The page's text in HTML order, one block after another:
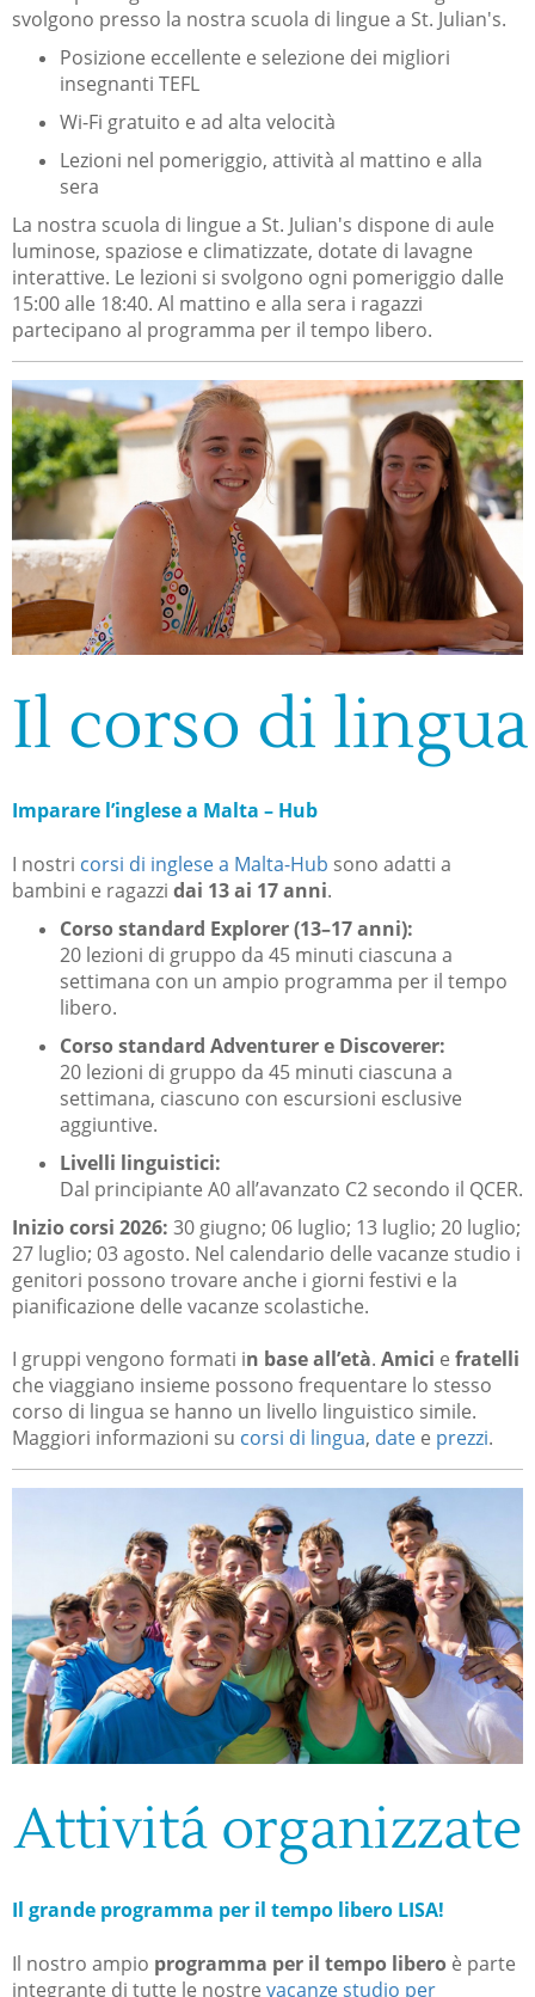
svolgono presso la nostra scuola di lingue a St. Julian's.
Posizione eccellente e selezione dei migliori
insegnanti TEFL
Wi-Fi gratuito e ad alta velocità
Lezioni nel pomeriggio, attività al mattino e alla
sera
La nostra scuola di lingue a St. Julian's dispone di aule
luminose, spaziose e climatizzate, dotate di lavagne
interattive. Le lezioni si svolgono ogni pomeriggio dalle
15:00 alle 18:40. Al mattino e alla sera i ragazzi
partecipano al programma per il tempo libero.
Il corso di lingua
Imparare l’inglese a Malta – Hub
I nostri corsi di inglese a Malta-Hub sono adatti a
bambini e ragazzi dai 13 ai 17 anni.
Corso standard Explorer (13–17 anni):
20 lezioni di gruppo da 45 minuti ciascuna a
settimana con un ampio programma per il tempo
libero.
Corso standard Adventurer e Discoverer:
20 lezioni di gruppo da 45 minuti ciascuna a
settimana, ciascuno con escursioni esclusive
aggiuntive.
Livelli linguistici:
Dal principiante A0 all’avanzato C2 secondo il QCER.
Inizio corsi 2026: 30 giugno; 06 luglio; 13 luglio; 20 luglio;
27 luglio; 03 agosto. Nel calendario delle vacanze studio i
genitori possono trovare anche i giorni festivi e la
pianificazione delle vacanze scolastiche.
I gruppi vengono formati in base all’età. Amici e fratelli
che viaggiano insieme possono frequentare lo stesso
corso di lingua se hanno un livello linguistico simile.
Maggiori informazioni su corsi di lingua, date e prezzi.
Attivitá organizzate
Il grande programma per il tempo libero LISA!
Il nostro ampio programma per il tempo libero è parte
integrante di tutte le nostre vacanze studio per